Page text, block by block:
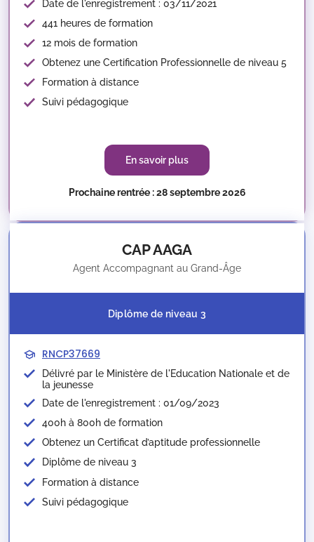
Date de l'enregistrement : 03/11/2021
441 heures de formation
12 mois de formation
Obtenez une Certification Professionnelle de niveau 5
Formation à distance
Suivi pédagogique
En savoir plus
Prochaine rentrée : 28 septembre 2026
CAP AAGA
Agent Accompagnant au Grand-Âge
Diplôme de niveau 3
RNCP37669
Délivré par le Ministère de l'Education Nationale et de
la jeunesse​
Date de l'enregistrement : 01/09/2023
400h à 800h de formation
Obtenez un Certificat d’aptitude professionnelle
Diplôme de niveau 3
Formation à distance
Suivi pédagogique